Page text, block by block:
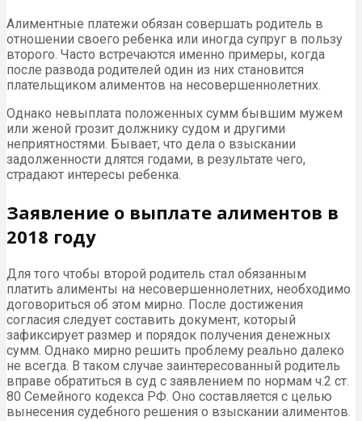
Алиментные платежи обязан совершать родитель в
отношении своего ребенка или иногда супруг в пользу
второго. Часто встречаются именно примеры, когда
после развода родителей один из них становится
плательщиком алиментов на несовершеннолетних.
Однако невыплата положенных сумм бывшим мужем
или женой грозит должнику судом и другими
неприятностями. Бывает, что дела о взыскании
задолженности длятся годами, в результате чего,
страдают интересы ребенка.
Заявление о выплате алиментов в
2018 году
Для того чтобы второй родитель стал обязанным
платить алименты на несовершеннолетних, необходимо
договориться об этом мирно. После достижения
согласия следует составить документ, который
зафиксирует размер и порядок получения денежных
сумм. Однако мирно решить проблему реально далеко
не всегда. В таком случае заинтересованный родитель
вправе обратиться в суд с заявлением по нормам ч.2 ст.
80 Семейного кодекса РФ. Оно составляется с целью
вынесения судебного решения о взыскании алиментов.